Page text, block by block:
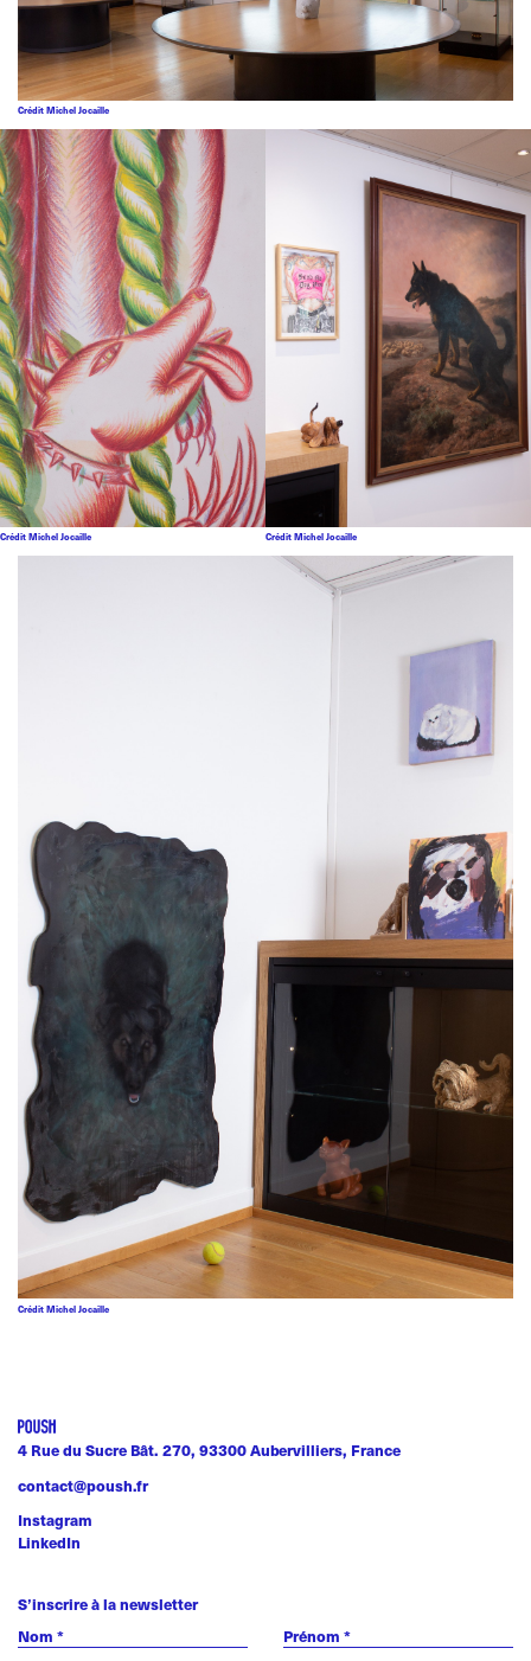
Crédit Michel Jocaille
Crédit Michel Jocaille Crédit Michel Jocaille
Crédit Michel Jocaille
4 Rue du Sucre Bât. 270, 93300 Aubervilliers, France
contact@poush.fr
Instagram
LinkedIn
S’inscrire à la newsletter